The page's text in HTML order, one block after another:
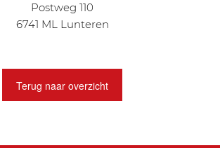
Postweg 110
6741 ML Lunteren
Terug naar overzicht